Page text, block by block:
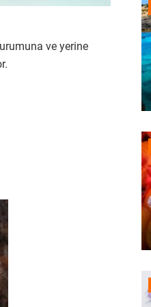
ve yerine